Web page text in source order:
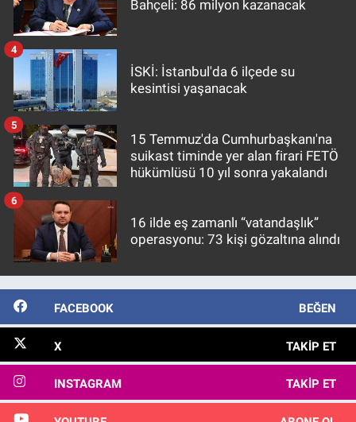
Bahçeli: 86 milyon kazanacak
İSKİ: İstanbul'da 6 ilçede su
kesintisi yaşanacak
4
15 Temmuz'da Cumhurbaşkanı'na
suikast timinde yer alan firari FETÖ
hükümlüsü 10 yıl sonra yakalandı
5
16 ilde eş zamanlı “vatandaşlık”
operasyonu: 73 kişi gözaltına alındı
6
FACEBOOK BEĞEN
X TAKIP ET
INSTAGRAM TAKIP ET